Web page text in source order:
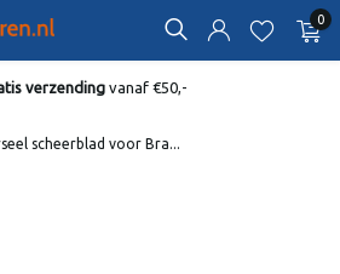
0
verzendingvanaf €50,-
scheerblad voor Bra...